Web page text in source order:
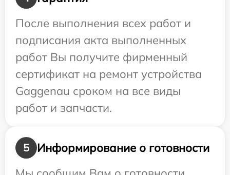
После выполнения всех работ и
подписания акта выполненных
работ Вы получите фирменный
сертификат на ремонт устройства
Gaggenau сроком на все виды
работ и запчасти.
5
Информирование о готовности